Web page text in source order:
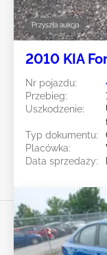
Przyszła aukcja
2010 KIA
Nr pojazdu:
Przebieg:
Uszkodzenie:
Typ dokumentu:
Placówka:
Data sprzedaży: